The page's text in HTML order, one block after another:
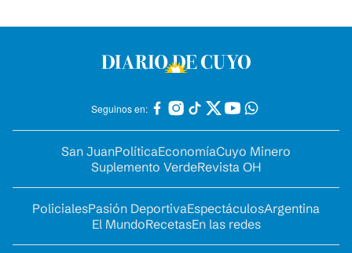
Seguinos en:
San JuanPolíticaEconomíaCuyo Minero
Suplemento VerdeRevista OH
PolicialesPasión DeportivaEspectáculosArgentina
El MundoRecetasEn las redes